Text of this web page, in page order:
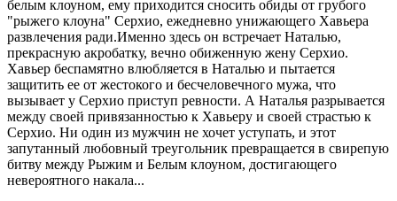
белым клоуном, ему приходится сносить обиды от грубого
"рыжего клоуна" Серхио, ежедневно унижающего Хавьера
развлечения ради.Именно здесь он встречает Наталью,
прекрасную акробатку, вечно обиженную жену Серхио.
Хавьер беспамятно влюбляется в Наталью и пытается
защитить ее от жестокого и бесчеловечного мужа, что
вызывает у Серхио приступ ревности. А Наталья разрывается
между своей привязанностью к Хавьеру и своей страстью к
Серхио. Ни один из мужчин не хочет уступать, и этот
запутанный любовный треугольник превращается в свирепую
битву между Рыжим и Белым клоуном, достигающего
невероятного накала...